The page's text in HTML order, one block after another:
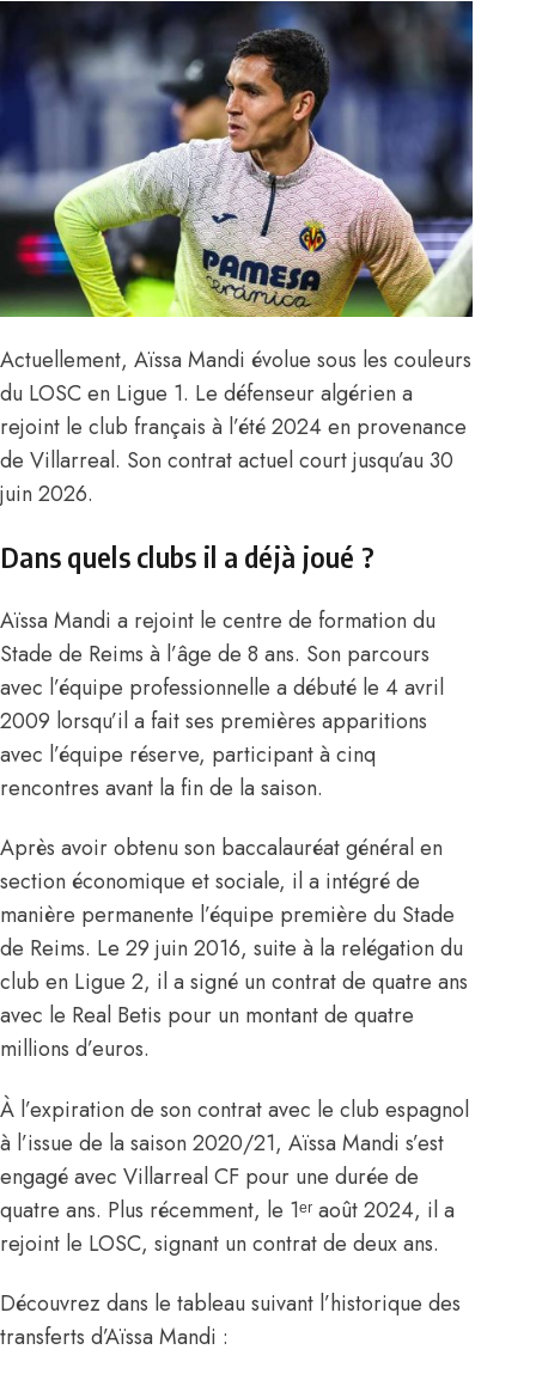
Actuellement, Aïssa Mandi évolue sous les couleurs
du LOSC en Ligue 1. Le défenseur algérien a
rejoint le club français à l’été 2024 en provenance
de Villarreal. Son contrat actuel court jusqu’au 30
juin 2026.
Dans quels clubs il a déjà joué ?
Aïssa Mandi a rejoint le centre de formation du
Stade de Reims à l’âge de 8 ans. Son parcours
avec l’équipe professionnelle a débuté le 4 avril
2009 lorsqu’il a fait ses premières apparitions
avec l’équipe réserve, participant à cinq
rencontres avant la fin de la saison.
Après avoir obtenu son baccalauréat général en
section économique et sociale, il a intégré de
manière permanente l’équipe première du Stade
de Reims. Le 29 juin 2016, suite à la relégation du
club en Ligue 2, il a signé un contrat de quatre ans
avec le Real Betis pour un montant de quatre
millions d’euros.
À l’expiration de son contrat avec le club espagnol
à l’issue de la saison 2020/21, Aïssa Mandi s’est
engagé avec Villarreal CF pour une durée de
quatre ans. Plus récemment, le 1ᵉʳ août 2024, il a
rejoint le LOSC, signant un contrat de deux ans.
Découvrez dans le tableau suivant l’historique des
transferts d’Aïssa Mandi :